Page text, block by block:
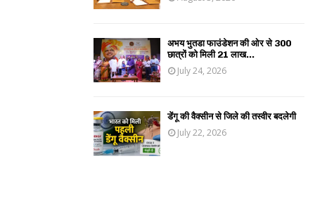
अभय भुतडा फाउंडेशन की ओर से 300
छात्रों को मिली 21 लाख...
July 24, 2026
डेंगू की वैक्सीन से जिले की तस्वीर बदलेगी
July 22, 2026